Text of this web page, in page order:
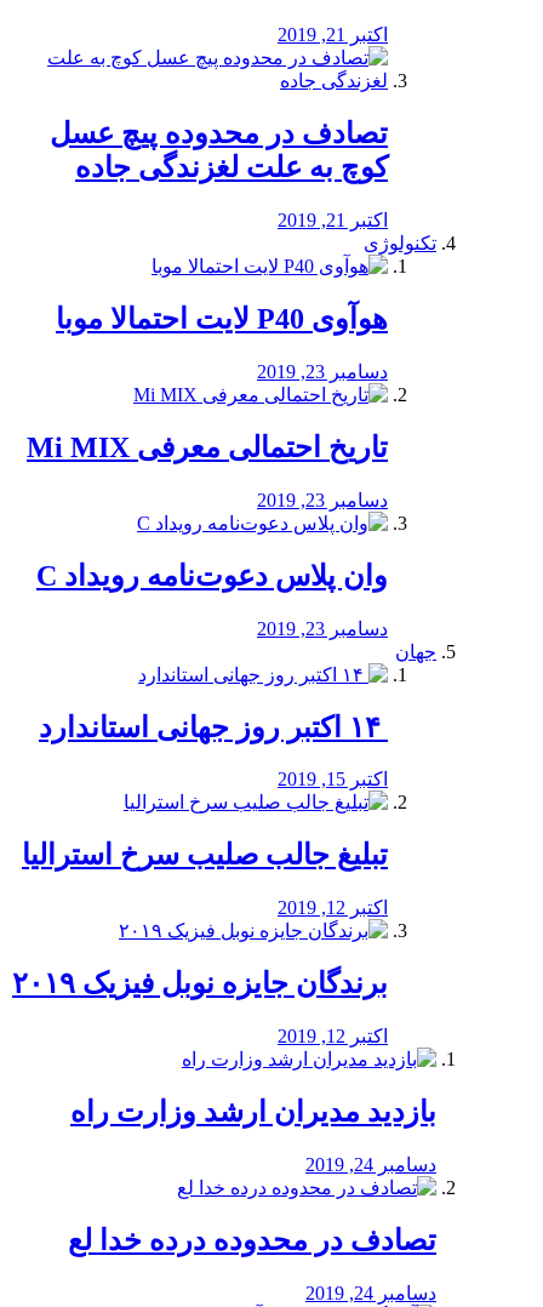
اکتبر 21, 2019
تصادف در محدوده پیچ عسل
کوچ به علت لغزندگی جاده
اکتبر 21, 2019
تکنولوژی
هوآوی P40 لایت احتمالا موبا
دسامبر 23, 2019
تاریخ احتمالی معرفی Mi MIX
دسامبر 23, 2019
وان پلاس دعوت‌نامه رویداد C
دسامبر 23, 2019
جهان
اکتبر 15, 2019
تبلیغ جالب صلیب سرخ استرالیا
اکتبر 12, 2019
برندگان جایزه نوبل فیزیک ۲۰۱۹
اکتبر 12, 2019
بازدید مدیران ارشد وزارت راه
دسامبر 24, 2019
تصادف در محدوده درده خدا لع
دسامبر 24, 2019